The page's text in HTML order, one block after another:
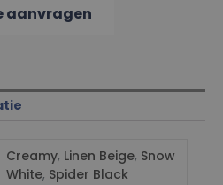
aanvragen
Creamy, Linen Beige, Snow
White, Spider Black